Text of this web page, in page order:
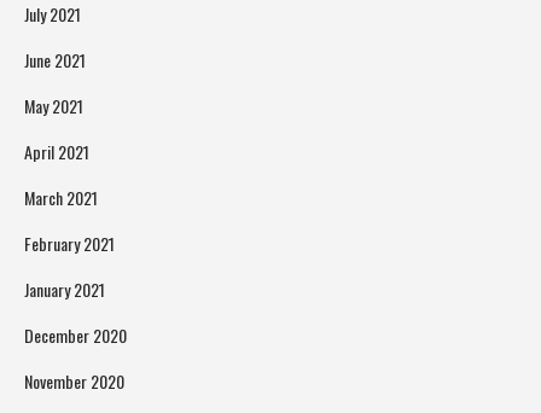
July 2021
June 2021
May 2021
April 2021
March 2021
February 2021
January 2021
December 2020
November 2020